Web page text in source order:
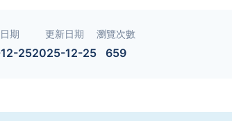
期
25
更新日期
2025-12-25
瀏覽次數
659